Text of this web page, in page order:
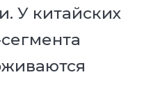
У китайских